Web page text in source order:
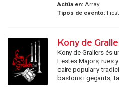
Actúa en:Array
Tipos de evento:
Kony de
Kony de Grallers és
Festes Majors, rues
caire popular y
bastons i gegants,